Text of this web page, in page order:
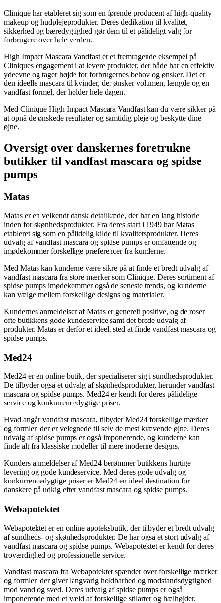
Clinique har etableret sig som en førende producent af high-quality
makeup og hudplejeprodukter. Deres dedikation til kvalitet,
sikkerhed og bæredygtighed gør dem til et pålideligt valg for
forbrugere over hele verden.
High Impact Mascara Vandfast er et fremragende eksempel på
Cliniques engagement i at levere produkter, der både har en effektiv
ydeevne og tager højde for forbrugernes behov og ønsker. Det er
den ideelle mascara til kvinder, der ønsker volumen, længde og en
vandfast formel, der holder hele dagen.
Med Clinique High Impact Mascara Vandfast kan du være sikker på
at opnå de ønskede resultater og samtidig pleje og beskytte dine
øjne.
Oversigt over danskernes foretrukne
butikker til vandfast mascara og spidse
pumps
Matas
Matas er en velkendt dansk detailkæde, der har en lang historie
inden for skønhedsprodukter. Fra deres start i 1949 har Matas
etableret sig som en pålidelig kilde til kvalitetsprodukter. Deres
udvalg af vandfast mascara og spidse pumps er omfattende og
imødekommer forskellige præferencer fra kunderne.
Med Matas kan kunderne være sikre på at finde et bredt udvalg af
vandfast mascara fra store mærker som Clinique. Deres sortiment af
spidse pumps imødekommer også de seneste trends, og kunderne
kan vælge mellem forskellige designs og materialer.
Kundernes anmeldelser af Matas er generelt positive, og de roser
ofte butikkens gode kundeservice samt det brede udvalg af
produkter. Matas er derfor et ideelt sted at finde vandfast mascara og
spidse pumps.
Med24
Med24 er en online butik, der specialiserer sig i sundhedsprodukter.
De tilbyder også et udvalg af skønhedsprodukter, herunder vandfast
mascara og spidse pumps. Med24 er kendt for deres pålidelige
service og konkurrencedygtige priser.
Hvad angår vandfast mascara, tilbyder Med24 forskellige mærker
og formler, der er velegnede til selv de mest krævende øjne. Deres
udvalg af spidse pumps er også imponerende, og kunderne kan
finde alt fra klassiske modeller til mere moderne designs.
Kunders anmeldelser af Med24 berømmer butikkens hurtige
levering og gode kundeservice. Med deres gode udvalg og
konkurrencedygtige priser er Med24 en ideel destination for
danskere på udkig efter vandfast mascara og spidse pumps.
Webapotektet
Webapotektet er en online apoteksbutik, der tilbyder et bredt udvalg
af sundheds- og skønhedsprodukter. De har også et stort udvalg af
vandfast mascara og spidse pumps. Webapotektet er kendt for deres
troværdighed og professionelle service.
Vandfast mascara fra Webapotektet spænder over forskellige mærker
og formler, der giver langvarig holdbarhed og modstandsdygtighed
mod vand og sved. Deres udvalg af spidse pumps er også
imponerende med et væld af forskellige stilarter og hælhøjder.